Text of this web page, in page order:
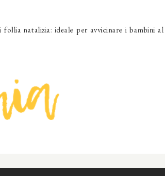
natalizia: ideale per avvicinare i bambini al